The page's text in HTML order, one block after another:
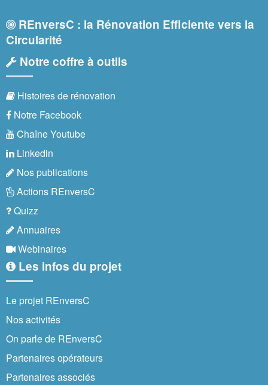
REnversC : la Rénovation Efficiente vers la
Circularité
Notre coffre à outils
Histoires de rénovation
Notre Facebook
Chaîne Youtube
Linkedin
Nos publications
Actions REnversC
Quizz
Annuaires
Webinaires
Les infos du projet
Le projet REnversC
Nos activités
On parle de REnversC
Partenaires opérateurs
Partenaires associés